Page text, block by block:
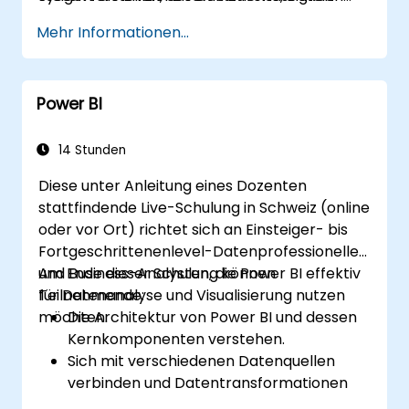
Standardisierung von Methoden zur Flow-
Generierung und Arbeitsablauf-Erstellung
wird keine Herausforderung mehr darstellen,
und Sie stärken die Sicherheit Ihrer
Mehr Informationen...
Power BI
14 Stunden
Diese unter Anleitung eines Dozenten
stattfindende Live-Schulung in Schweiz (online
oder vor Ort) richtet sich an Einsteiger- bis
Fortgeschrittenenlevel-Datenprofessionelle
und Business-Analysten, die Power BI effektiv
für Datenanalyse und Visualisierung nutzen
möchten.
Am Ende dieser Schulung können
Teilnehmende:
Die Architektur von Power BI und dessen
Kernkomponenten verstehen.
Sich mit verschiedenen Datenquellen
verbinden und Datentransformationen